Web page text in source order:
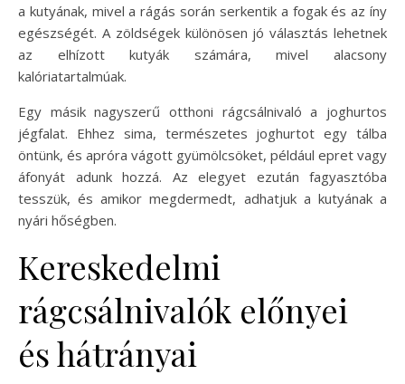
a kutyának, mivel a rágás során serkentik a fogak és az íny
egészségét. A zöldségek különösen jó választás lehetnek
az elhízott kutyák számára, mivel alacsony
kalóriatartalmúak.
Egy másik nagyszerű otthoni rágcsálnivaló a joghurtos
jégfalat. Ehhez sima, természetes joghurtot egy tálba
öntünk, és apróra vágott gyümölcsöket, például epret vagy
áfonyát adunk hozzá. Az elegyet ezután fagyasztóba
tesszük, és amikor megdermedt, adhatjuk a kutyának a
nyári hőségben.
Kereskedelmi
rágcsálnivalók előnyei
és hátrányai